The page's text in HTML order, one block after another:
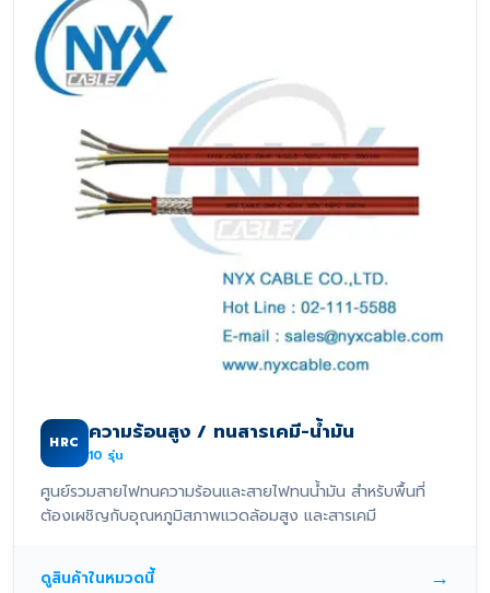
HRC ความร้อนสูง / ทนสารเคมี-น้ำมัน
10 รุ่น
ศูนย์รวมสายไฟทนความร้อนและสายไฟทนน้ำมัน สำหรับพื้นที่
ต้องเผชิญกับอุณหภูมิสภาพแวดล้อมสูง และสารเคมี
ดูสินค้าในหมวดนี้ →